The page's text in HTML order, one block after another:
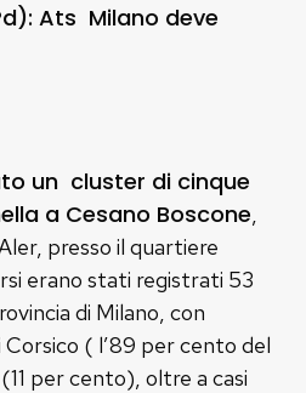
Ats Milano deve
un cluster di cinque
a Cesano Boscone,
presso il quartiere
erano stati registrati 53
di Milano, con
( l’89 per cento del
per cento), oltre a casi